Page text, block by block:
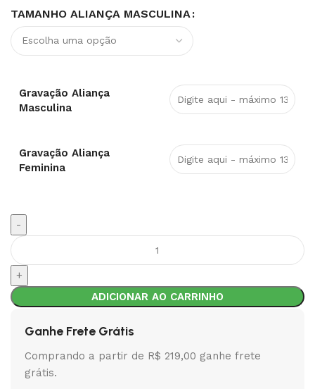
TAMANHO ALIANÇA MASCULINA
Gravação Aliança
Masculina
Gravação Aliança
Feminina
ADICIONAR AO CARRINHO
Ganhe Frete Grátis
Comprando a partir de R$ 219,00 ganhe frete
grátis.